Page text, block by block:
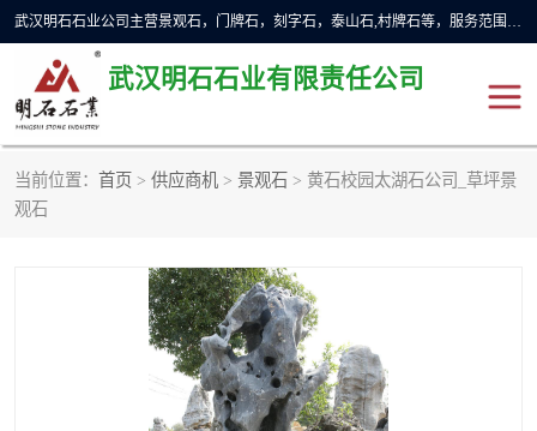
武汉明石石业公司主营景观石，门牌石，刻字石，泰山石,村牌石等，服务范围主要有：武汉，咸宁等地区。公司秉承敬业奉献、锐意创新的企业精神，从无到有，从小到大，以一种产业报国的创业精神，竭诚为客户提供服务，为社会设计财富。
武汉明石石业有限责任公司
当前位置： 首页 > 供应商机 > 景观石 > 黄石校园太湖石公司_草坪景
观石景观石
奠基石
大型石雕
异型石材